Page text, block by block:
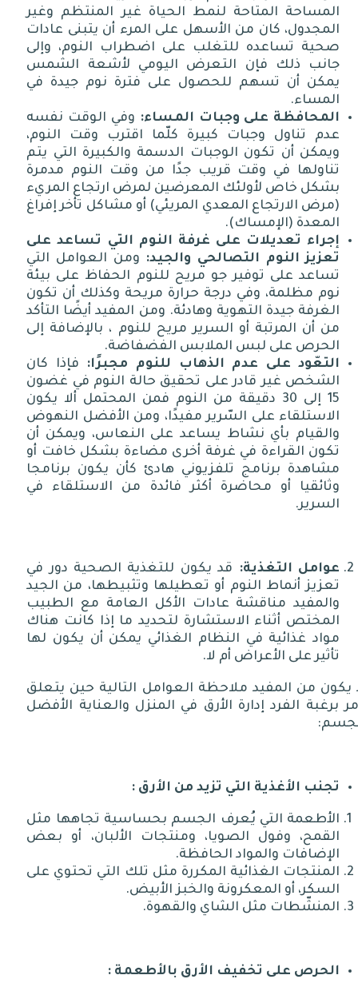
المساحة المتاحة لنمط الحياة غير المنتظم وغير
المجدول، كان من الأسهل على المرء أن يتبنى عادات
صحية تساعده للتغلب على اضطراب النوم، وإلى
جانب ذلك فإن التعرض اليومي لأشعة الشمس
يمكن أن تسهم للحصول على فترة نوم جيدة في
المساء.
المحافظة على وجبات المساء: وفي الوقت نفسه
عدم تناول وجبات كبيرة كلّما اقترب وقت النوم،
ويمكن أن تكون الوجبات الدسمة والكبيرة التي يتم
تناولها في وقت قريب جدًا من وقت النوم مدمرة
بشكل خاص لأولئك المعرضين لمرض ارتجاع المريء
(مرض الارتجاع المعدي المريئي) أو مشاكل تأخر إفراغ
المعدة (الإمساك).
إجراء تعديلات على غرفة النوم التي تساعد على
تعزيز النوم التصالحي والجيد: ومن العوامل التي
تساعد على توفير جو مريح للنوم الحفاظ على بيئة
نوم مظلمة، وفي درجة حرارة مريحة وكذلك أن تكون
الغرفة جيدة التهوية وهادئة. ومن المفيد أيضًا التأكد
من أن المرتبة أو السرير مريح للنوم ، بالإضافة إلى
الحرص على لبس الملابس الفضفاضة.
التعّود على عدم الذهاب للنوم مجبرًا: فإذا كان
الشخص غير قادر على تحقيق حالة النوم في غضون
15 إلى
دقيقة من النوم فمن المحتمل ألا يكون
الاستلقاء على السّرير مفيدًا، ومن الأفضل النهوض
والقيام بأي نشاط يساعد على النعاس، ويمكن أن
تكون القراءة في غرفة أخرى مضاءة بشكل خافت أو
مشاهدة برنامج تلفزيوني هادئ كأن يكون برنامجا
وثائقيا أو محاضرة أكثر فائدة من الاستلقاء في
السرير.
عوامل التغذية: قد يكون للتغذية الصحية دور في
تعزيز أنماط النوم أو تعطيلها وتثبيطها، من الجيد
والمفيد مناقشة عادات الأكل العامة مع الطبيب
المختص أثناء الاستشارة لتحديد ما إذا كانت هناك
مواد غذائية في النظام الغذائي يمكن أن يكون لها
تأثير على الأعراض أم لا.
يكون من المفيد ملاحظة العوامل التالية حين يتعلق
برغبة الفرد إدارة الأرق في المنزل والعناية الأفضل
:
تجنب الأغذية التي تزيد من الأرق :
الأطعمة التي يُعرف الجسم بحساسية تجاهها مثل
القمح، وفول الصويا، ومنتجات الألبان، أو بعض
الإضافات والمواد الحافظة.
المنتجات الغذائية المكررة مثل تلك التي تحتوي على
السكر، أو المعكرونة والخبز الأبيض.
المنشّطات مثل الشاي والقهوة.
الحرص على تخفيف الأرق بالأطعمة :